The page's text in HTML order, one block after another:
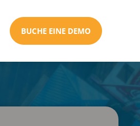
BUCHE EINE DEMO